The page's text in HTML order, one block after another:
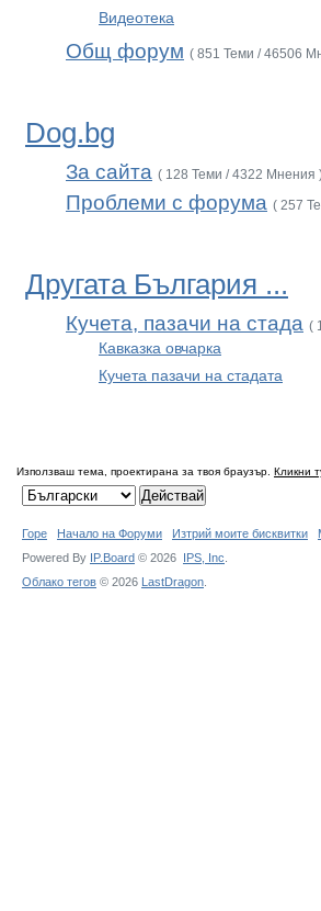
Видеотека
Общ форум ( 851 Теми / 46506
Dog.bg
За сайта ( 128 Теми / 4322 Мнения
Проблеми с форума ( 257
Другата България ...
Кучета, пазачи на стада (
Кавказка овчарка
Кучета пазачи на стадата
Използваш тема, проектирана за твоя браузър. Кликни
Горе Начало на Форуми Изтрий моите бисквитки
Powered By IP.Board © 2026 IPS, Inc
Облако тегов © 2026 LastDragon